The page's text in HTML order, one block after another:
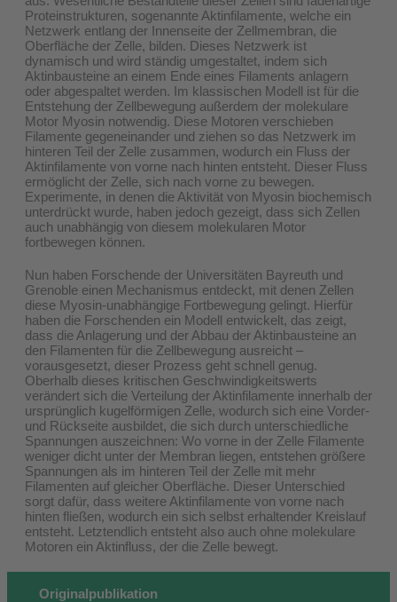
Proteinstrukturen, sogenannte Aktinfilamente, welche ein
Netzwerk entlang der Innenseite der Zellmembran, die
Oberfläche der Zelle, bilden. Dieses Netzwerk ist
dynamisch und wird ständig umgestaltet, indem sich
Aktinbausteine an einem Ende eines Filaments anlagern
oder abgespaltet werden. Im klassischen Modell ist für die
Entstehung der Zellbewegung außerdem der molekulare
Motor Myosin notwendig. Diese Motoren verschieben
Filamente gegeneinander und ziehen so das Netzwerk im
hinteren Teil der Zelle zusammen, wodurch ein Fluss der
Aktinfilamente von vorne nach hinten entsteht. Dieser Fluss
ermöglicht der Zelle, sich nach vorne zu bewegen.
Experimente, in denen die Aktivität von Myosin biochemisch
unterdrückt wurde, haben jedoch gezeigt, dass sich Zellen
auch unabhängig von diesem molekularen Motor
fortbewegen können.
Nun haben Forschende der Universitäten Bayreuth und
Grenoble einen Mechanismus entdeckt, mit denen Zellen
diese Myosin-unabhängige Fortbewegung gelingt. Hierfür
haben die Forschenden ein Modell entwickelt, das zeigt,
dass die Anlagerung und der Abbau der Aktinbausteine an
den Filamenten für die Zellbewegung ausreicht –
vorausgesetzt, dieser Prozess geht schnell genug.
Oberhalb dieses kritischen Geschwindigkeitswerts
verändert sich die Verteilung der Aktinfilamente innerhalb der
ursprünglich kugelförmigen Zelle, wodurch sich eine Vorder-
und Rückseite ausbildet, die sich durch unterschiedliche
Spannungen auszeichnen: Wo vorne in der Zelle Filamente
weniger dicht unter der Membran liegen, entstehen größere
Spannungen als im hinteren Teil der Zelle mit mehr
Filamenten auf gleicher Oberfläche. Dieser Unterschied
sorgt dafür, dass weitere Aktinfilamente von vorne nach
hinten fließen, wodurch ein sich selbst erhaltender Kreislauf
entsteht. Letztendlich entsteht also auch ohne molekulare
Motoren ein Aktinfluss, der die Zelle bewegt.
Originalpublikation